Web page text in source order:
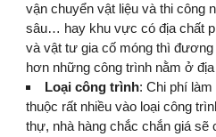
vận chuyển vật liệu và thi công
sâu… hay khu vực có địa chất
và vật tư gia cố móng thì
hơn những công trình nằm ở
Loại công trình: Chi phí
thuộc rất nhiều vào loại công
thự, nhà hàng chắc chắn giá sẽ